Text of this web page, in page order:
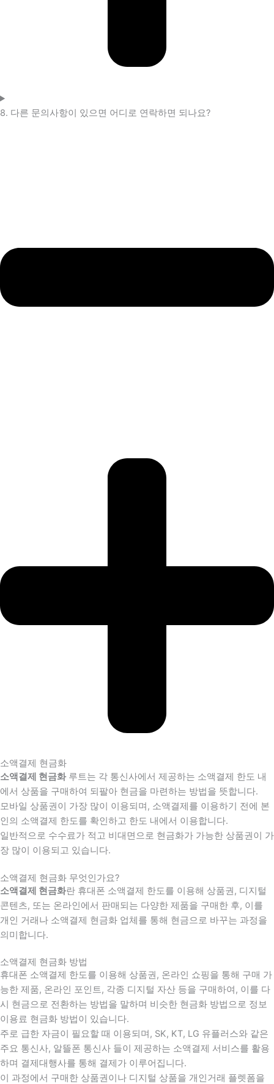
8. 다른 문의사항이 있으면 어디로 연락하면 되나요?
소액결제 현금화
소액결제 현금화루트는 각 통신사에서 제공하는 소액결제 한도 내
에서 상품을 구매하여 되팔아 현금을 마련하는 방법을 뜻합니다.
모바일 상품권이 가장 많이 이용되며, 소액결제를 이용하기 전에 본
인의 소액결제 한도를 확인하고 한도 내에서 이용합니다.
일반적으로 수수료가 적고 비대면으로 현금화가 가능한 상품권이 가
장 많이 이용되고 있습니다.
소액결제 현금화 무엇인가요?
소액결제 현금화란 휴대폰 소액결제 한도를 이용해 상품권, 디지털
콘텐츠, 또는 온라인에서 판매되는 다양한 제품을 구매한 후, 이를
개인 거래나 소액결제 현금화 업체를 통해 현금으로 바꾸는 과정을
의미합니다.
소액결제 현금화 방법
휴대폰 소액결제 한도를 이용해 상품권, 온라인 쇼핑을 통해 구매 가
능한 제품, 온라인 포인트, 각종 디지털 자산 등을 구매하여, 이를 다
시 현금으로 전환하는 방법을 말하며 비슷한 현금화 방법으로 정보
이용료 현금화 방법이 있습니다.
주로 급한 자금이 필요할 때 이용되며, SK, KT, LG 유플러스와 같은
주요 통신사, 알뜰폰 통신사 들이 제공하는 소액결제 서비스를 활용
하며 결제대행사를 통해 결제가 이루어집니다.
이 과정에서 구매한 상품권이나 디지털 상품을 개인거래 플렛폼을